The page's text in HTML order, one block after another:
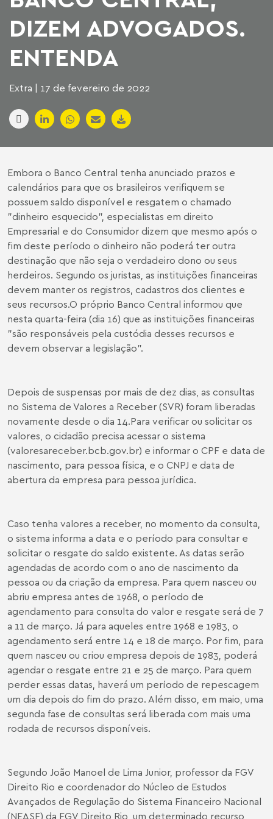
DIZEM ADVOGADOS.
ENTENDA
Extra | 17 de fevereiro de 2022
Embora o Banco Central tenha anunciado prazos e
calendários para que os brasileiros verifiquem se
possuem saldo disponível e resgatem o chamado
"dinheiro esquecido", especialistas em direito
Empresarial e do Consumidor dizem que mesmo após o
fim deste período o dinheiro não poderá ter outra
destinação que não seja o verdadeiro dono ou seus
herdeiros. Segundo os juristas, as instituições financeiras
devem manter os registros, cadastros dos clientes e
seus recursos.O próprio Banco Central informou que
nesta quarta-feira (dia 16) que as instituições financeiras
"são responsáveis pela custódia desses recursos e
devem observar a legislação".
Depois de suspensas por mais de dez dias, as consultas
no Sistema de Valores a Receber (SVR) foram liberadas
novamente desde o dia 14.Para verificar ou solicitar os
valores, o cidadão precisa acessar o sistema
(valoresareceber.bcb.gov.br) e informar o CPF e data de
nascimento, para pessoa física, e o CNPJ e data de
abertura da empresa para pessoa jurídica.
Caso tenha valores a receber, no momento da consulta,
o sistema informa a data e o período para consultar e
solicitar o resgate do saldo existente. As datas serão
agendadas de acordo com o ano de nascimento da
pessoa ou da criação da empresa. Para quem nasceu ou
abriu empresa antes de 1968, o período de
agendamento para consulta do valor e resgate será de 7
a 11 de março. Já para aqueles entre 1968 e 1983, o
agendamento será entre 14 e 18 de março. Por fim, para
quem nasceu ou criou empresa depois de 1983, poderá
agendar o resgate entre 21 e 25 de março. Para quem
perder essas datas, haverá um período de repescagem
um dia depois do fim do prazo. Além disso, em maio, uma
segunda fase de consultas será liberada com mais uma
rodada de recursos disponíveis.
Segundo João Manoel de Lima Junior, professor da FGV
Direito Rio e coordenador do Núcleo de Estudos
Avançados de Regulação do Sistema Financeiro Nacional
(NEASF) da FGV Direito Rio, um determinado recurso